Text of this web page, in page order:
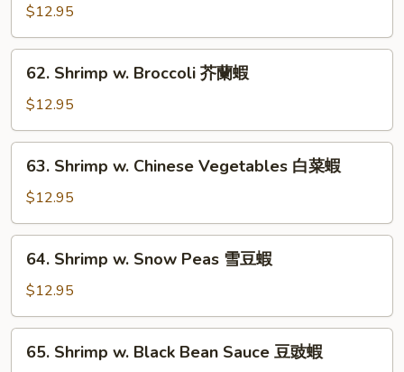
Lobster
Sauce
$12.95
62.
Shrimp
Broccoli
芥
62. Shrimp w. Broccoli 芥蘭蝦
$12.95
63.
Shrimp
Chinese
Vegetables
63. Shrimp w. Chinese Vegetables 白菜蝦
$12.95
64.
Shrimp
Snow
Peas
64. Shrimp w. Snow Peas 雪豆蝦
$12.95
65.
Shrimp
65. Shrimp w. Black Bean Sauce 豆豉蝦